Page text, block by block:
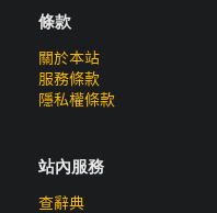
條款
關於本站
服務條款
隱私權條款
站內服務
查辭典